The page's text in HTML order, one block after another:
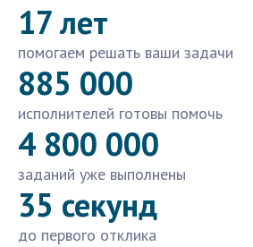
17 лет
помогаем решать ваши задачи
885 000
исполнителей готовы помочь
4 800 000
заданий уже выполнены
35 секунд
до первого отклика